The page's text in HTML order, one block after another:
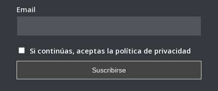
Email
Si continúas, aceptas la política de privacidad